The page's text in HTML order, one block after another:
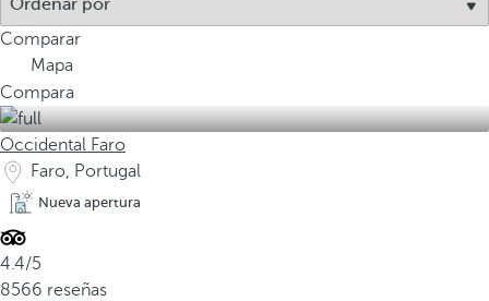
Comparar
Mapa
Compara
Occidental Faro
Faro, Portugal
Nueva apertura
4.4/5
8566 reseñas